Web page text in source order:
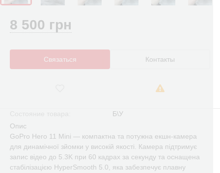
8 500 грн
Связаться Контакты
Б\У
Опис
GoPro Hero 11 Mini — компактна та потужна екшн-камера
для динамічної зйомки у високій якості. Камера підтримує
запис відео до 5.3K при 60 кадрах за секунду та оснащена
стабілізацією HyperSmooth 5.0, яка забезпечує плавну